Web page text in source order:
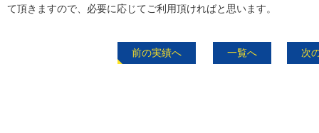
て頂きますので、必要に応じてご利用頂ければと思います。
前の実績へ 一覧へ 次